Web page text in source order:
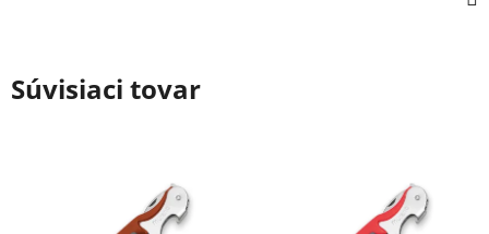
Súvisiaci tovar